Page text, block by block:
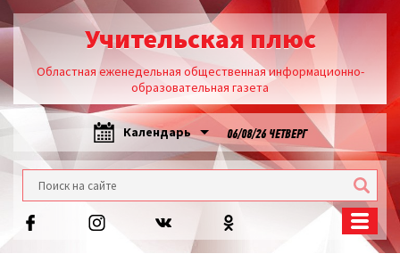
Учительская плюс
Областная еженедельная общественная информационно-
образовательная газета
Календарь 06/08/26 ЧЕТВЕРГ